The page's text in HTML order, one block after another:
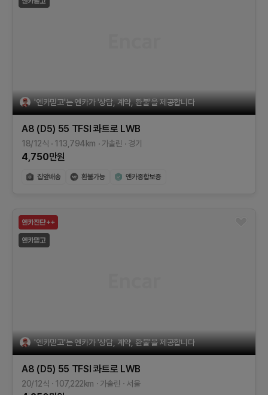
'엔카믿고'는 엔카가 '상담, 계약, 환불'을 제공합니다
A8 (D5) 55 TFSI 콰트로 LWB
18/12식 113,794km 가솔린 경기
4,750만원
'엔카믿고'는 엔카가 '상담, 계약, 환불'을 제공합니다
A8 (D5) 55 TFSI 콰트로 LWB
20/12식 107,222km 가솔린 서울